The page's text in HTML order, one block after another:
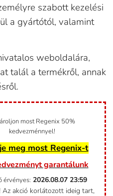
szabott kezelési
a gyártótól, valamint
weboldalára,
talál a termékről, annak
most Regenix 50%
kedvezménnyel!
meg most Regenix-t
garantálunk
érvényes: 2026.08.07 23:59
Az akció korlátozott ideig tart,